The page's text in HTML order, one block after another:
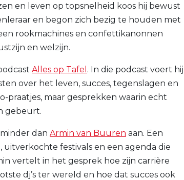
en leven op topsnelheid koos hij bewust
en begon zich bezig te houden met
rookmachines en confettikanonnen
en welzijn.
Alles op Tafel . In die podcast voert hij
over het leven, succes, tegenslagen en
praatjes, maar gesprekken waarin echt
gebeurt.
dan Armin van Buuren aan. Een
festivals en een agenda die
vertelt in het gesprek hoe zijn carrière
dj’s ter wereld en hoe dat succes ook